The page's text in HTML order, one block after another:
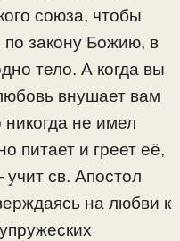
союза, чтобы
закону Божию, в
тело. А когда вы
внушает вам
не имел
питает и греет её,
св. Апостол
на любви к